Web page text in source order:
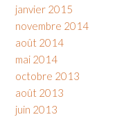
janvier 2015
novembre 2014
août 2014
mai 2014
octobre 2013
août 2013
juin 2013